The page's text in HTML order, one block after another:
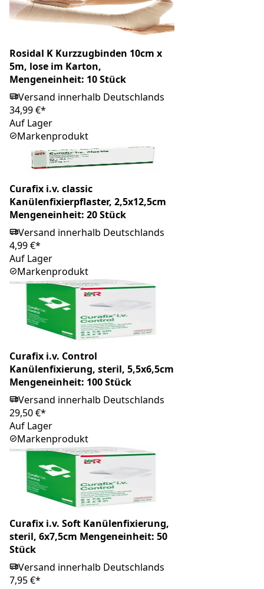
Rosidal K Kurzzugbinden 10cm x
5m, lose im Karton,
Mengeneinheit: 10 Stück
Versand innerhalb Deutschlands
34,99 €*
Auf Lager
Markenprodukt
Curafix i.v. classic
Kanülenfixierpflaster, 2,5x12,5cm
Mengeneinheit: 20 Stück
Versand innerhalb Deutschlands
4,99 €*
Auf Lager
Markenprodukt
Curafix i.v. Control
Kanülenfixierung, steril, 5,5x6,5cm
Mengeneinheit: 100 Stück
Versand innerhalb Deutschlands
29,50 €*
Auf Lager
Markenprodukt
Curafix i.v. Soft Kanülenfixierung,
steril, 6x7,5cm Mengeneinheit: 50
Stück
Versand innerhalb Deutschlands
7,95 €*